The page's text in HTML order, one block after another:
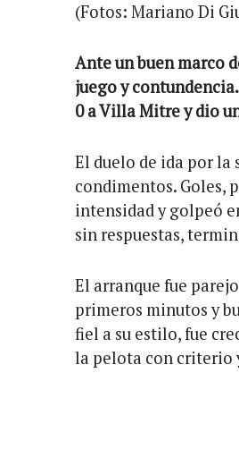
(Fotos: Mariano Di
Ante un buen marco
juego y
0 a Villa Mitre y dio
El duelo de ida por la
condimentos. Goles,
intensidad y golpeó
sin respuestas,
El arranque fue
primeros minutos y
fiel a su estilo, fue
la pelota con criterio